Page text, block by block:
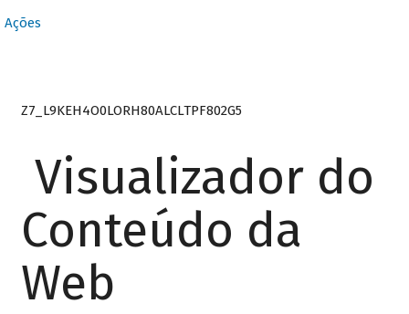
Ações
Z7_L9KEH4O0LORH80ALCLTPF802G5
Visualizador do
Conteúdo da
Web